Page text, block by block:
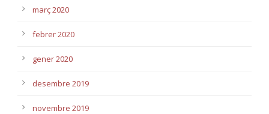
març 2020
febrer 2020
gener 2020
desembre 2019
novembre 2019